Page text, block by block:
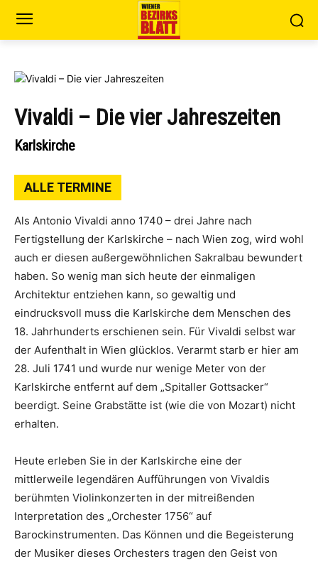
Vivaldi – Die vier Jahreszeiten
Karlskirche
ALLE TERMINE
Als Antonio Vivaldi anno 1740 – drei Jahre nach
Fertigstellung der Karlskirche – nach Wien zog, wird wohl
auch er diesen außergewöhnlichen Sakralbau bewundert
haben. So wenig man sich heute der einmaligen
Architektur entziehen kann, so gewaltig und
eindrucksvoll muss die Karlskirche dem Menschen des
18. Jahrhunderts erschienen sein. Für Vivaldi selbst war
der Aufenthalt in Wien glücklos. Verarmt starb er hier am
28. Juli 1741 und wurde nur wenige Meter von der
Karlskirche entfernt auf dem „Spitaller Gottsacker“
beerdigt. Seine Grabstätte ist (wie die von Mozart) nicht
erhalten.
Heute erleben Sie in der Karlskirche eine der
mittlerweile legendären Aufführungen von Vivaldis
berühmten Violinkonzerten in der mitreißenden
Interpretation des „Orchester 1756“ auf
Barockinstrumenten. Das Können und die Begeisterung
der Musiker dieses Orchesters tragen den Geist von